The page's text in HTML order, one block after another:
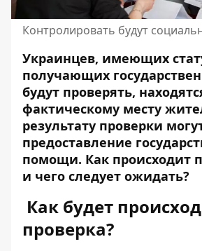
Контролировать будут
Украинцев, имеющих
получающих
будут проверять,
фактическому месту
результату проверки
предоставление
помощи. Как происходит
и чего следует ожидать?
Как будет
проверка?